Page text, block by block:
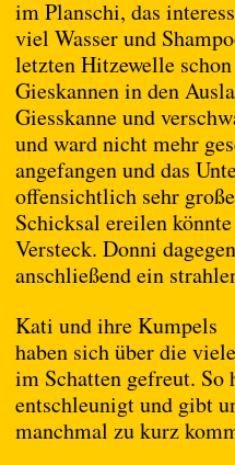
im Planschi, das
viel Wasser und
letzten Hitzewelle
Gieskannen in den
Giesskanne und
und ward nicht mehr
angefangen und das
offensichtlich sehr
Schicksal ereilen
Versteck. Donni
anschließend ein
Kati und ihre Kumpels
haben sich über die
im Schatten gefreut. So
entschleunigt und gibt
manchmal zu kurz